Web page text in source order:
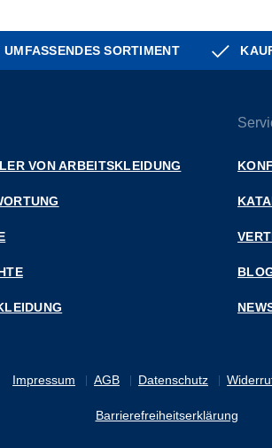
UMFASSENDES SORTIMENT
VON ARBEITSKLEIDUNG
Impressum AGB Datenschutz
Barrierefreiheitserklärung